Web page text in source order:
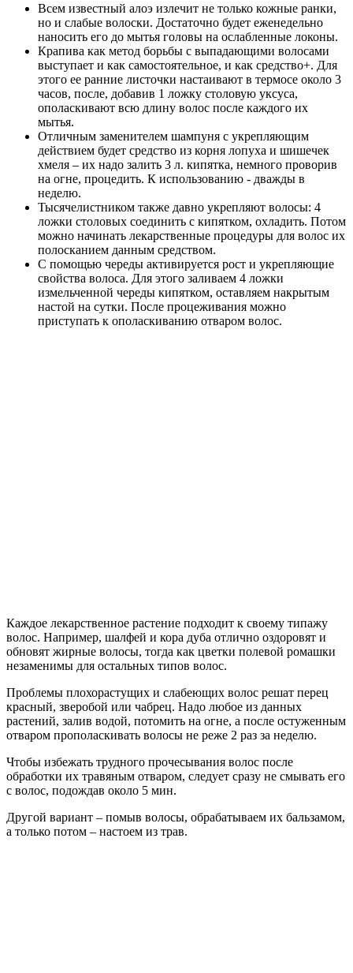
Всем известный алоэ излечит не только кожные ранки,
но и слабые волоски. Достаточно будет еженедельно
наносить его до мытья головы на ослабленные локоны.
Крапива как метод борьбы с выпадающими волосами
выступает и как самостоятельное, и как средство+. Для
этого ее ранние листочки настаивают в термосе около 3
часов, после, добавив 1 ложку столовую уксуса,
ополаскивают всю длину волос после каждого их
мытья.
Отличным заменителем шампуня с укрепляющим
действием будет средство из корня лопуха и шишечек
хмеля – их надо залить 3 л. кипятка, немного проворив
на огне, процедить. К использованию - дважды в
неделю.
Тысячелистником также давно укрепляют волосы: 4
ложки столовых соединить с кипятком, охладить. Потом
можно начинать лекарственные процедуры для волос их
полосканием данным средством.
С помощью череды активируется рост и укрепляющие
свойства волоса. Для этого заливаем 4 ложки
измельченной череды кипятком, оставляем накрытым
настой на сутки. После процеживания можно
приступать к ополаскиванию отваром волос.
Каждое лекарственное растение подходит к своему типажу
волос. Например, шалфей и кора дуба отлично оздоровят и
обновят жирные волосы, тогда как цветки полевой ромашки
незаменимы для остальных типов волос.
Проблемы плохорастущих и слабеющих волос решат перец
красный, зверобой или чабрец. Надо любое из данных
растений, залив водой, потомить на огне, а после остуженным
отваром прополаскивать волосы не реже 2 раз за неделю.
Чтобы избежать трудного прочесывания волос после
обработки их травяным отваром, следует сразу не смывать его
с волос, подождав около 5 мин.
Другой вариант – помыв волосы, обрабатываем их бальзамом,
а только потом – настоем из трав.